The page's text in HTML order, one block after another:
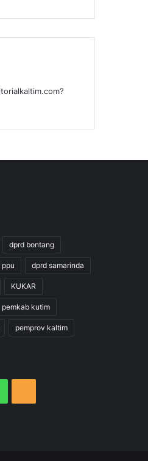
dprd bontang
ppu dprd samarinda
KUKAR
pemkab kutim
pemprov kaltim